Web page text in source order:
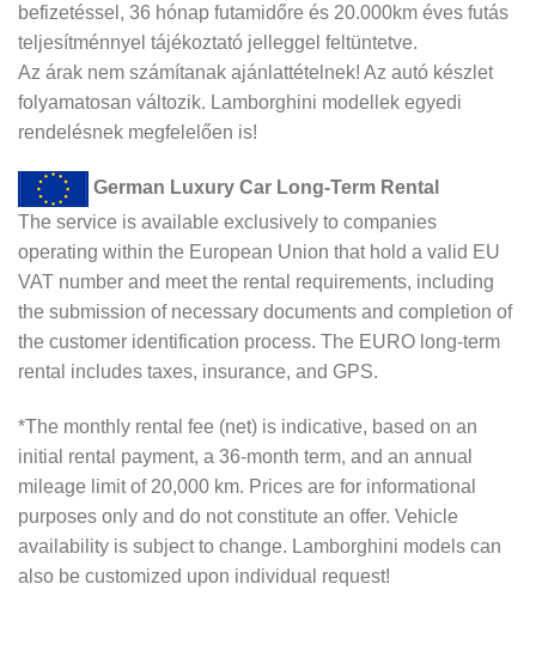
befizetéssel, 36 hónap futamidőre és 20.000km éves futás
teljesítménnyel tájékoztató jelleggel feltüntetve.
Az árak nem számítanak ajánlattételnek! Az autó készlet
folyamatosan változik. Lamborghini modellek egyedi
rendelésnek megfelelően is!
German Luxury Car Long-Term Rental
The service is available exclusively to companies
operating within the European Union that hold a valid EU
VAT number and meet the rental requirements, including
the submission of necessary documents and completion of
the customer identification process. The EURO long-term
rental includes taxes, insurance, and GPS.
*The monthly rental fee (net) is indicative, based on an
initial rental payment, a 36-month term, and an annual
mileage limit of 20,000 km. Prices are for informational
purposes only and do not constitute an offer. Vehicle
availability is subject to change. Lamborghini models can
also be customized upon individual request!